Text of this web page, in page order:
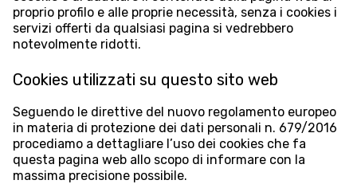
proprio profilo e alle proprie necessità, senza i cookies i
servizi offerti da qualsiasi pagina si vedrebbero
notevolmente ridotti.
Cookies utilizzati su questo sito web
Seguendo le direttive del nuovo regolamento europeo
in materia di protezione dei dati personali n. 679/2016
procediamo a dettagliare l’uso dei cookies che fa
questa pagina web allo scopo di informare con la
massima precisione possibile.